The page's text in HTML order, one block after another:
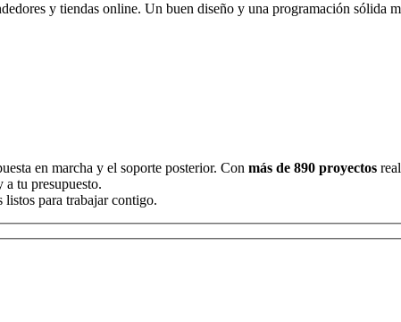
y tiendas online. Un buen diseño y una programación sólida
en marcha y el soporte posterior. Con más de 890 proyectos
tu presupuesto.
listos para trabajar contigo.